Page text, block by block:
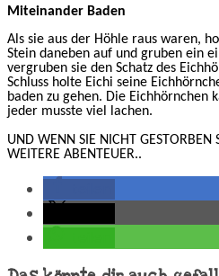
Miteinander Baden
Als sie aus der Höhle raus waren,
Stein daneben auf und gruben ein
vergruben sie den Schatz des
Schluss holte Eichi seine
baden zu gehen. Die Eichhörnchen
jeder musste viel lachen.
UND WENN SIE NICHT GESTORBEN
WEITERE ABENTEUER..